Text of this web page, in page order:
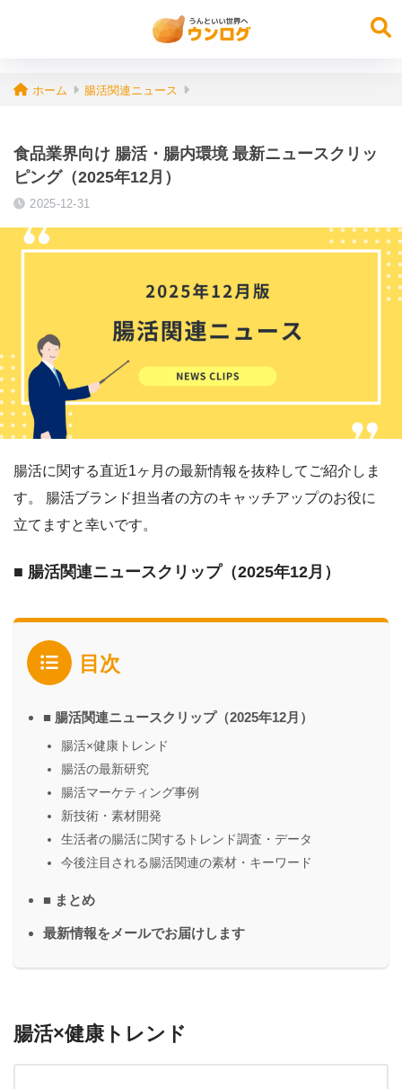
ホーム 腸活関連ニュース
食品業界向け 腸活・腸内環境 最新ニュースクリッ
ピング（2025年12月）
2025-12-31
腸活に関する直近1ヶ月の最新情報を抜粋してご紹介しま
す。 腸活ブランド担当者の方のキャッチアップのお役に
立てますと幸いです。
■ 腸活関連ニュースクリップ（2025年12月）
目次
■ 腸活関連ニュースクリップ（2025年12月）
腸活×健康トレンド
腸活の最新研究
腸活マーケティング事例
新技術・素材開発
生活者の腸活に関するトレンド調査・データ
今後注目される腸活関連の素材・キーワード
■ まとめ
最新情報をメールでお届けします
腸活×健康トレンド